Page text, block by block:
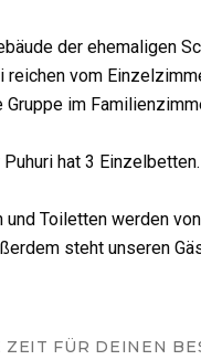
der ehemaligen
reichen vom
Gruppe im
Puhuri hat 3
und Toiletten werden
steht unseren
ZEIT FÜR DEINEN